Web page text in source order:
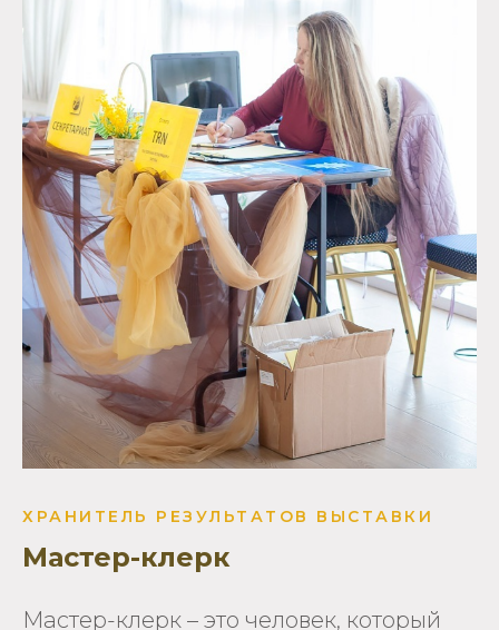
ХРАНИТЕЛЬ РЕЗУЛЬТАТОВ ВЫСТАВКИ
Мастер-клерк
Мастер-клерк – это человек, который